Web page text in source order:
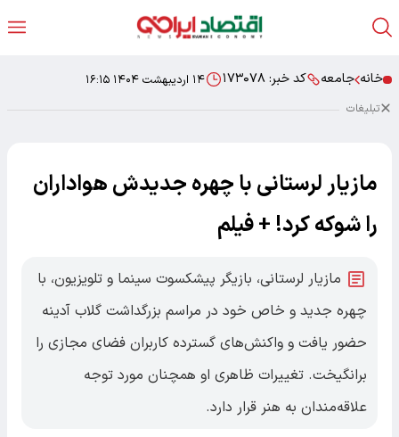
خانه جامعه کد خبر: ۱۷۳۰۷۸ ۱۴ اردیبهشت ۱۴۰۴ ۱۶:۱۵
تبلیغات
مازیار لرستانی با چهره جدیدش هواداران
را شوکه کرد! + فیلم
مازیار لرستانی، بازیگر پیشکسوت سینما و تلویزیون، با
چهره جدید و خاص خود در مراسم بزرگداشت گلاب آدینه
حضور یافت و واکنش‌های گسترده کاربران فضای مجازی را
برانگیخت. تغییرات ظاهری او همچنان مورد توجه
علاقه‌مندان به هنر قرار دارد.